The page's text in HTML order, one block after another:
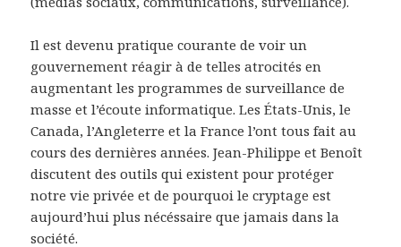
Il est devenu pratique courante de voir un
gouvernement réagir à de telles atrocités en
augmentant les programmes de surveillance de
masse et l’écoute informatique. Les États-Unis, le
Canada, l’Angleterre et la France l’ont tous fait au
cours des dernières années. Jean-Philippe et Benoît
discutent des outils qui existent pour protéger
notre vie privée et de pourquoi le cryptage est
aujourd’hui plus nécéssaire que jamais dans la
société.